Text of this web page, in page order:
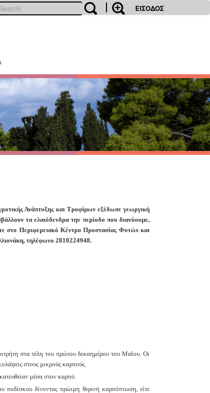
ΕΙΣΟΔΟΣ
Ανάπτυξης και Τροφίμων εξέδωσε γεωργική
τα ελαιόδενδρα την περίοδο που διανύουμε,
στο Περιφερειακό Κέντρο Προστασίας Φυτών και
τηλέφωνο 2810224948.
στα τέλη του πρώτου δεκαημέρου του Μαΐου. Οι
στους μικρούς καρπούς.
μέσα στον καρπό.
ποδίσκου δίνοντας πρώιμη θερινή καρπόπτωση, είτε